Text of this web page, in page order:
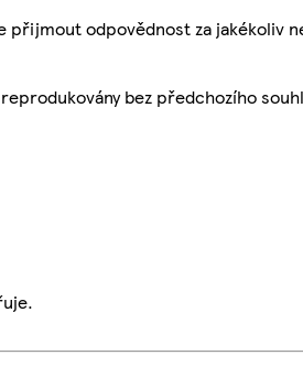
přijmout odpovědnost za jakékoliv
bez předchozího